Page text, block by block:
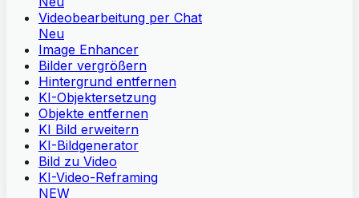
Videobearbeitung per Chat
Neu
Image Enhancer
Bilder vergrößern
Hintergrund entfernen
KI-Objektersetzung
Objekte entfernen
KI Bild erweitern
KI-Bildgenerator
Bild zu Video
KI-Video-Reframing
NEW